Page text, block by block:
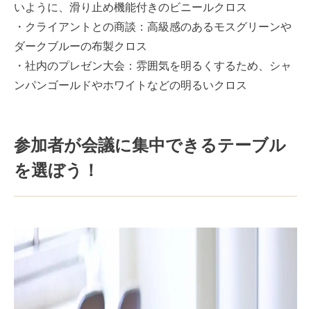
いように、滑り止め機能付きのビニールクロス
・クライアントとの商談：高級感のあるモスグリーンや
ダークブルーの布製クロス
・社内のプレゼン大会：雰囲気を明るくするため、シャ
ンパンゴールドやホワイトなどの明るいクロス
参加者が会議に集中できるテーブル
を選ぼう！